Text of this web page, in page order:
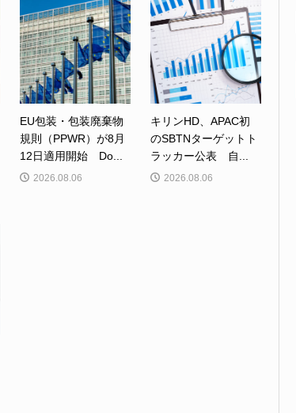
EU包装・包装廃棄物
規則（PPWR）が8月
12日適用開始 Do...
2026.08.06
キリンHD、APAC初
のSBTNターゲットト
ラッカー公表 自...
2026.08.06